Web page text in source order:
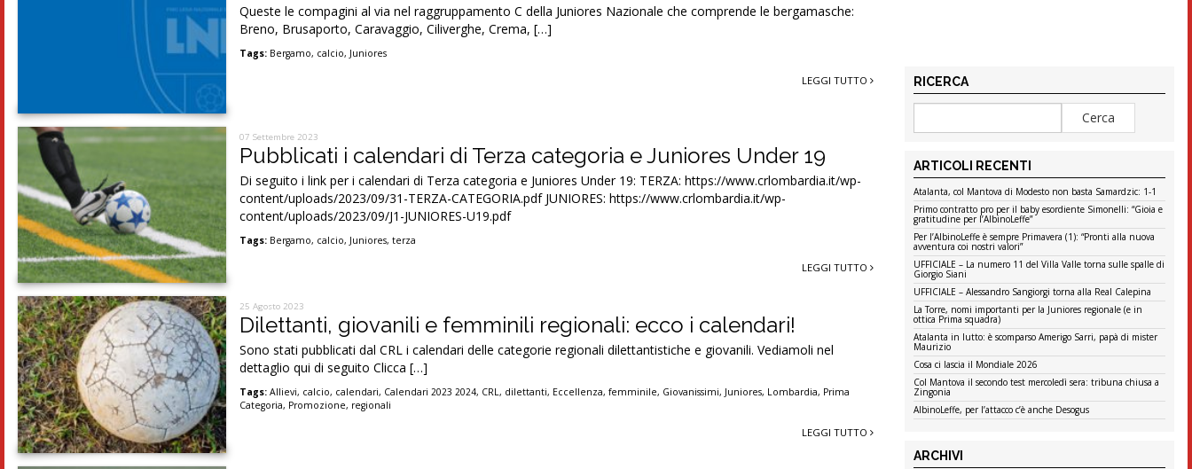
Queste le compagini al via nel raggruppamento C della Juniores Nazionale che comprende le bergamasche:
Breno, Brusaporto, Caravaggio, Ciliverghe, Crema, […]
Tags: Bergamo, calcio, Juniores
LEGGI TUTTO
07 Settembre 2023
Pubblicati i calendari di Terza categoria e Juniores Under 19
Di seguito i link per i calendari di Terza categoria e Juniores Under 19: TERZA: https://www.crlombardia.it/wp-
content/uploads/2023/09/31-TERZA-CATEGORIA.pdf JUNIORES: https://www.crlombardia.it/wp-
content/uploads/2023/09/J1-JUNIORES-U19.pdf
Tags: Bergamo, calcio, Juniores,terza
LEGGI TUTTO
25 Agosto 2023
Dilettanti, giovanili e femminili regionali: ecco i calendari!
Sono stati pubblicati dal CRL i calendari delle categorie regionali dilettantistiche e giovanili. Vediamoli nel
dettaglio qui di seguito Clicca […]
Tags: Allievi, calcio, calendari, Calendari 2023 2024, CRL, dilettanti, Eccellenza,femminile, Giovanissimi, Juniores, Lombardia, Prima
Categoria, Promozione, regionali
LEGGI TUTTO
RICERCA
ARTICOLI RECENTI
Atalanta, col Mantova di Modesto non basta Samardzic: 1-1
Primo contratto pro per il baby esordiente Simonelli: “Gioia e
gratitudine per l’AlbinoLeffe”
Per l’AlbinoLeffe è sempre Primavera (1): “Pronti alla nuova
avventura coi nostri valori”
UFFICIALE – La numero 11 del Villa Valle torna sulle spalle di
Giorgio Siani
UFFICIALE – Alessandro Sangiorgi torna alla Real Calepina
La Torre, nomi importanti per la Juniores regionale (e in
ottica Prima squadra)
Atalanta in lutto: è scomparso Amerigo Sarri, papà di mister
Maurizio
Cosa ci lascia il Mondiale 2026
Col Mantova il secondo test mercoledì sera: tribuna chiusa a
Zingonia
AlbinoLeffe, per l’attacco c’è anche Desogus
ARCHIVI